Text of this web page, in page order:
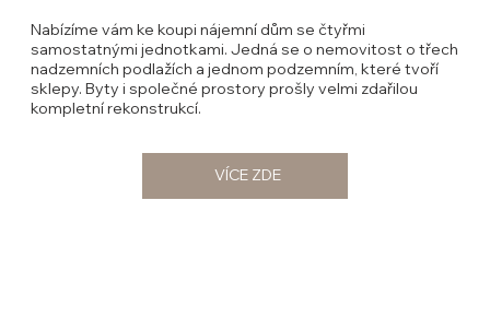
Nabízíme vám ke koupi nájemní dům se čtyřmi
samostatnými jednotkami. Jedná se o nemovitost o třech
nadzemních podlažích a jednom podzemním, které tvoří
sklepy. Byty i společné prostory prošly velmi zdařilou
kompletní rekonstrukcí.
VÍCE ZDE